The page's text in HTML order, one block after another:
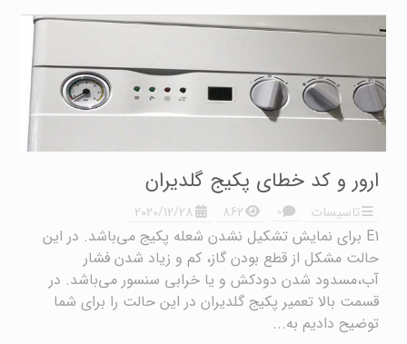
ارور و کد خطای پکیج گلدیران
تاسیسات ۰ ۸۶۲ 2020/12/28
E1 برای نمایش تشکیل نشدن شعله پکیج می‌باشد. در این
حالت مشکل از قطع بودن گاز، کم و زیاد شدن فشار
آب،مسدود شدن دودکش و یا خرابی سنسور می‌باشد. در
قسمت بالا تعمیر پکیج گلدیران در این حالت را برای شما
توضیح دادیم به...